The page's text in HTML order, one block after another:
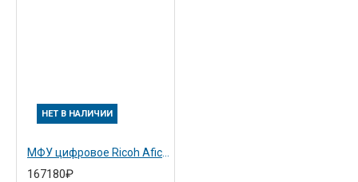
НЕТ В НАЛИЧИИ
167180₽